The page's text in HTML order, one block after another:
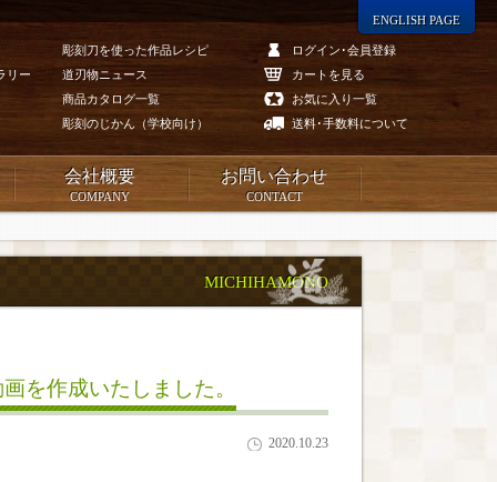
リー
彫刻刀を使った作品レシピ
道刃物ニュース
商品カタログ一覧
彫刻のじかん（学校向け）
ログイン･会員登録
カートを見る
お気に入り一覧
送料･手数料について
ENGLISH PAGE
会社概要
COMPANY
お問い合わせ
CONTACT
MICHIHAMONO
を作成いたしました。
2020.10.23